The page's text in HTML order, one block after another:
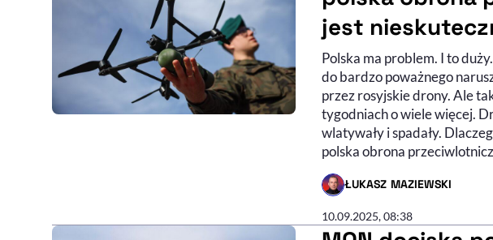
jest
Polska ma problem. I to
do bardzo poważnego
przez rosyjskie drony. Ale
tygodniach o wiele więcej.
wlatywały i spadały.
polska obrona
ŁUKASZ MAZIEWSKI
- AUTOR ARTYKUŁU - PROFIL
10.09.2025, 08:38